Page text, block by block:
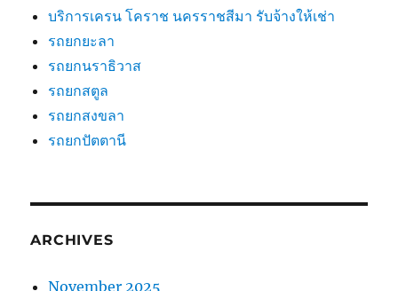
บริการเครน โคราช นครราชสีมา รับจ้างให้เช่า
รถยกยะลา
รถยกนราธิวาส
รถยกสตูล
รถยกสงขลา
รถยกปัตตานี
ARCHIVES
November 2025